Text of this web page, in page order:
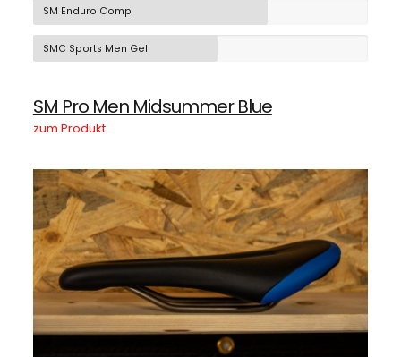
SM Enduro Comp
SMC Sports Men Gel
SM Pro Men Midsummer Blue
zum Produkt